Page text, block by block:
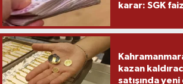
karar: SGK
kazan
satışında